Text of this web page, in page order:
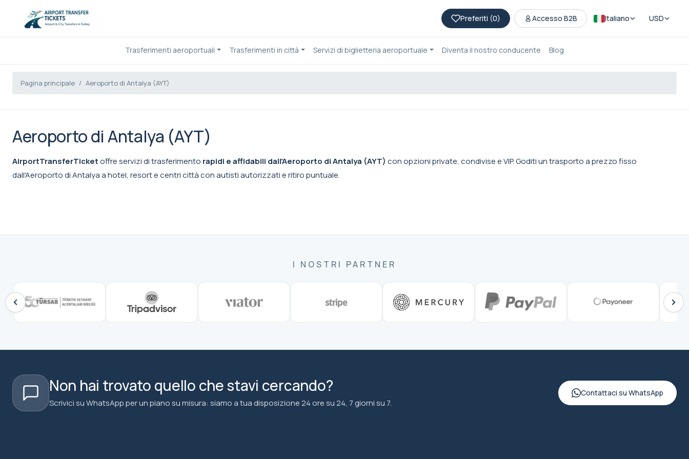
Preferiti (0) Accesso B2B Italiano USD
Trasferimenti aeroportuali Trasferimenti in città Servizi di biglietteria aeroportuale Diventa il nostro conducente Blog
Pagina principale Aeroporto di Antalya (AYT)
Aeroporto di Antalya (AYT)
AirportTransferTicketoffre servizi di trasferimento rapidi e affidabili dall'Aeroporto di Antalya (AYT) con opzioni private, condivise e VIP. Goditi un trasporto a prezzo fisso
dall'Aeroporto di Antalya a hotel, resort e centri città con autisti autorizzati e ritiro puntuale.
I NOSTRI PARTNER
Non hai trovato quello che stavi cercando?
Scrivici su WhatsApp per un piano su misura: siamo a tua disposizione 24 ore su 24, 7 giorni su 7.
Contattaci su WhatsApp